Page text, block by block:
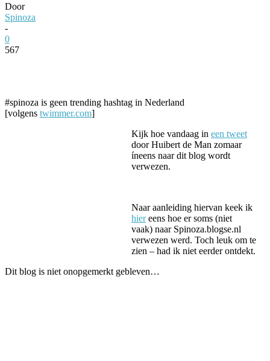
Door
Spinoza
-
0
567
#spinoza is geen trending hashtag in Nederland
[volgens twimmer.com]
Kijk hoe vandaag in een tweet
door Huibert de Man zomaar
íneens naar dit blog wordt
verwezen.
Naar aanleiding hiervan keek ik
hiereens hoe er soms (niet
vaak) naar Spinoza.blogse.nl
verwezen werd. Toch leuk om te
zien – had ik niet eerder ontdekt.
Dit blog is niet onopgemerkt gebleven…